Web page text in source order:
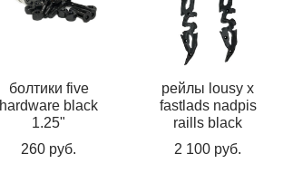
болтики five
hardware black
1.25"
260 pуб.
рейлы lousy x
fastlads nadpis
raills black
2 100 pуб.